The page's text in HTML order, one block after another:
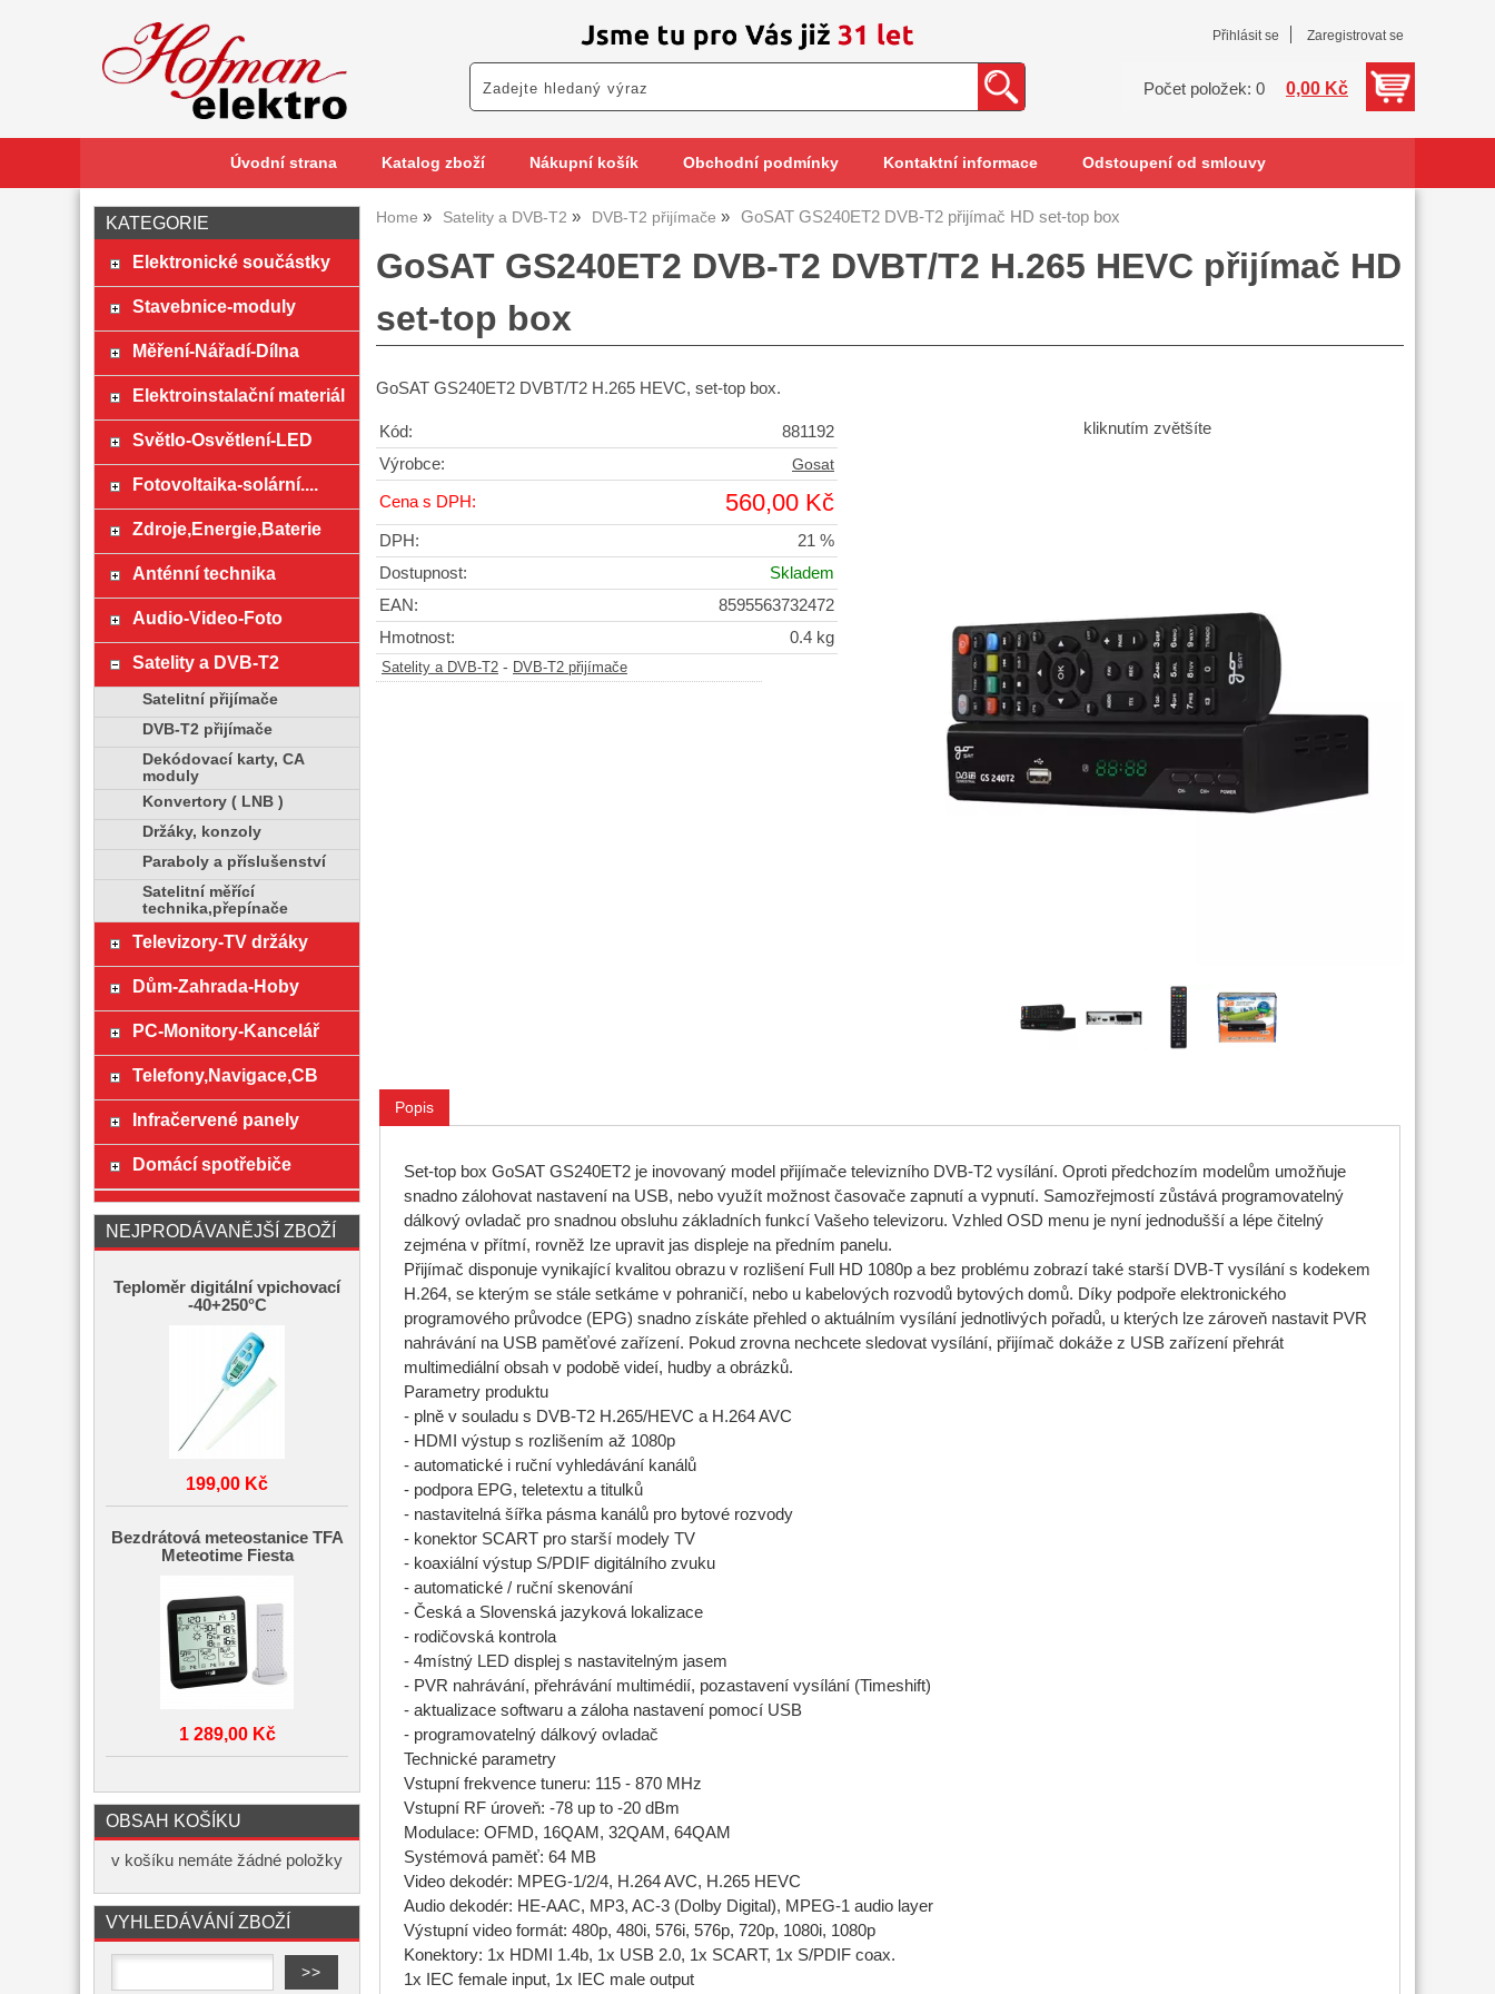
Přihlásit se Zaregistrovat se
Počet položek: 0 0,00 Kč
Úvodní strana Katalog zboží Nákupní košík Obchodní podmínky Kontaktní informace Odstoupení od smlouvy
Home Satelity a DVB-T2 DVB-T2 přijímače GoSAT GS240ET2 DVB-T2 přijímač HD set-top box
GoSAT GS240ET2 DVB-T2 DVBT/T2 H.265 HEVC přijímač HD
set-top box
GoSAT GS240ET2 DVBT/T2 H.265 HEVC, set-top box.
kliknutím zvětšíte
Kód:
881192
Výrobce:
Gosat
Cena s DPH: 560,00 Kč
DPH:
21 %
Dostupnost:
Skladem
EAN:
8595563732472
Hmotnost:
0.4 kg
Satelity a DVB-T2 - DVB-T2 přijímače
Popis
Set-top box GoSAT GS240ET2 je inovovaný model přijímače televizního DVB-T2 vysílání. Oproti předchozím modelům umožňuje
snadno zálohovat nastavení na USB, nebo využít možnost časovače zapnutí a vypnutí. Samozřejmostí zůstává programovatelný
dálkový ovladač pro snadnou obsluhu základních funkcí Vašeho televizoru. Vzhled OSD menu je nyní jednodušší a lépe čitelný
zejména v přítmí, rovněž lze upravit jas displeje na předním panelu.
Přijímač disponuje vynikající kvalitou obrazu v rozlišení Full HD 1080p a bez problému zobrazí také starší DVB-T vysílání s kodekem
H.264, se kterým se stále setkáme v pohraničí, nebo u kabelových rozvodů bytových domů. Díky podpoře elektronického
programového průvodce (EPG) snadno získáte přehled o aktuálním vysílání jednotlivých pořadů, u kterých lze zároveň nastavit PVR
nahrávání na USB paměťové zařízení. Pokud zrovna nechcete sledovat vysílání, přijímač dokáže z USB zařízení přehrát
multimediální obsah v podobě videí, hudby a obrázků.
Parametry produktu
- plně v souladu s DVB-T2 H.265/HEVC a H.264 AVC
- HDMI výstup s rozlišením až 1080p
- automatické i ruční vyhledávání kanálů
- podpora EPG, teletextu a titulků
- nastavitelná šířka pásma kanálů pro bytové rozvody
- konektor SCART pro starší modely TV
- koaxiální výstup S/PDIF digitálního zvuku
- automatické / ruční skenování
- Česká a Slovenská jazyková lokalizace
- rodičovská kontrola
- 4místný LED displej s nastavitelným jasem
- PVR nahrávání, přehrávání multimédií, pozastavení vysílání (Timeshift)
- aktualizace softwaru a záloha nastavení pomocí USB
- programovatelný dálkový ovladač
Technické parametry
Vstupní frekvence tuneru: 115 - 870 MHz
Vstupní RF úroveň: -78 up to -20 dBm
Modulace: OFMD, 16QAM, 32QAM, 64QAM
Systémová paměť: 64 MB
Video dekodér: MPEG-1/2/4, H.264 AVC, H.265 HEVC
Audio dekodér: HE-AAC, MP3, AC-3 (Dolby Digital), MPEG-1 audio layer
Výstupní video formát: 480p, 480i, 576i, 576p, 720p, 1080i, 1080p
Konektory: 1x HDMI 1.4b, 1x USB 2.0, 1x SCART, 1x S/PDIF coax.
1x IEC female input, 1x IEC male output
KATEGORIE
Elektronické součástky
Stavebnice-moduly
Měření-Nářadí-Dílna
Elektroinstalační materiál
Světlo-Osvětlení-LED
Fotovoltaika-solární....
Zdroje,Energie,Baterie
Anténní technika
Audio-Video-Foto
Satelity a DVB-T2
Satelitní přijímače
DVB-T2 přijímače
Dekódovací karty, CA
moduly
Konvertory ( LNB )
Držáky, konzoly
Paraboly a příslušenství
Satelitní měřící
technika,přepínače
Televizory-TV držáky
Dům-Zahrada-Hoby
PC-Monitory-Kancelář
Telefony,Navigace,CB
Infračervené panely
Domácí spotřebiče
NEJPRODÁVANĚJŠÍ ZBOŽÍ
Teploměr digitální vpichovací
-40+250°C
199,00 Kč
Bezdrátová meteostanice TFA
Meteotime Fiesta
1 289,00 Kč
OBSAH KOŠÍKU
v košíku nemáte žádné položky
VYHLEDÁVÁNÍ ZBOŽÍ